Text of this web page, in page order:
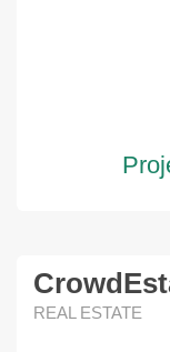
REAL ESTATE